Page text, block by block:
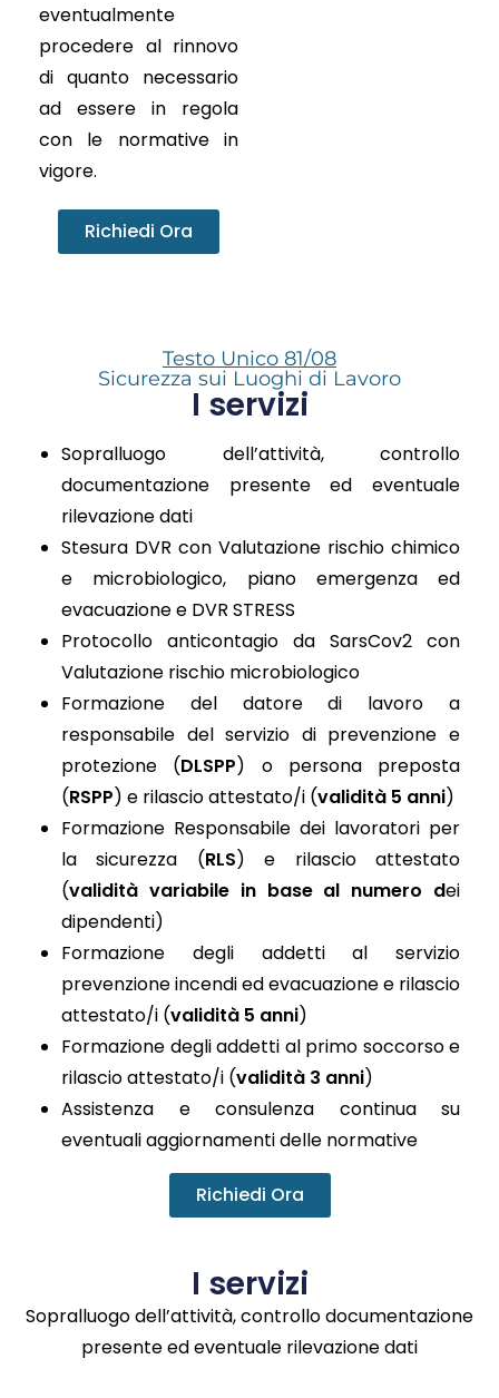
eventualmente
procedere al rinnovo
di quanto necessario
ad essere in regola
con le normative in
vigore.
Richiedi Ora
Testo Unico 81/08
Sicurezza sui Luoghi di Lavoro
I servizi
Sopralluogo dell’attività, controllo
documentazione presente ed eventuale
rilevazione dati
Stesura DVR con Valutazione rischio chimico
e microbiologico, piano emergenza ed
evacuazione e DVR STRESS
Protocollo anticontagio da SarsCov2 con
Valutazione rischio microbiologico
Formazione del datore di lavoro a
responsabile del servizio di prevenzione e
protezione (DLSPP) o persona preposta
(RSPP) e rilascio attestato/i (validità 5 anni)
Formazione Responsabile dei lavoratori per
la sicurezza (RLS) e rilascio attestato
(validità variabile in base al numero dei
dipendenti)
Formazione degli addetti al servizio
prevenzione incendi ed evacuazione e rilascio
attestato/i (validità 5 anni)
Formazione degli addetti al primo soccorso e
rilascio attestato/i (validità 3 anni)
Assistenza e consulenza continua su
eventuali aggiornamenti delle normative
Richiedi Ora
I servizi
Sopralluogo dell’attività, controllo documentazione
presente ed eventuale rilevazione dati